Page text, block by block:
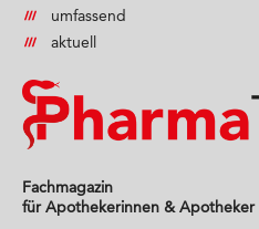
umfassend
aktuell
Fachmagazin
für Apothekerinnen & Apotheker